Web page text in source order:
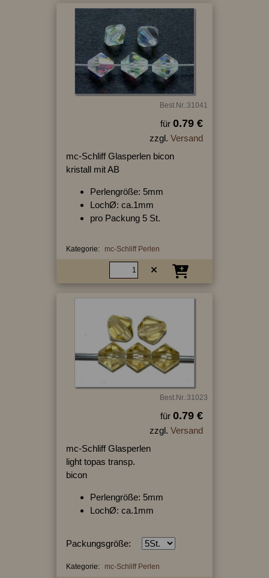
Best.Nr.:31041
für 0.79 €
zzgl. Versand
mc-Schliff Glasperlen bicon
kristall mit AB
Perlengröße: 5mm
LochØ: ca.1mm
pro Packung 5 St.
Kategorie: mc-Schliff Perlen
Best.Nr.:31023
für 0.79 €
zzgl. Versand
mc-Schliff Glasperlen
light topas transp.
bicon
Perlengröße: 5mm
LochØ: ca.1mm
Packungsgröße:
Kategorie: mc-Schliff Perlen